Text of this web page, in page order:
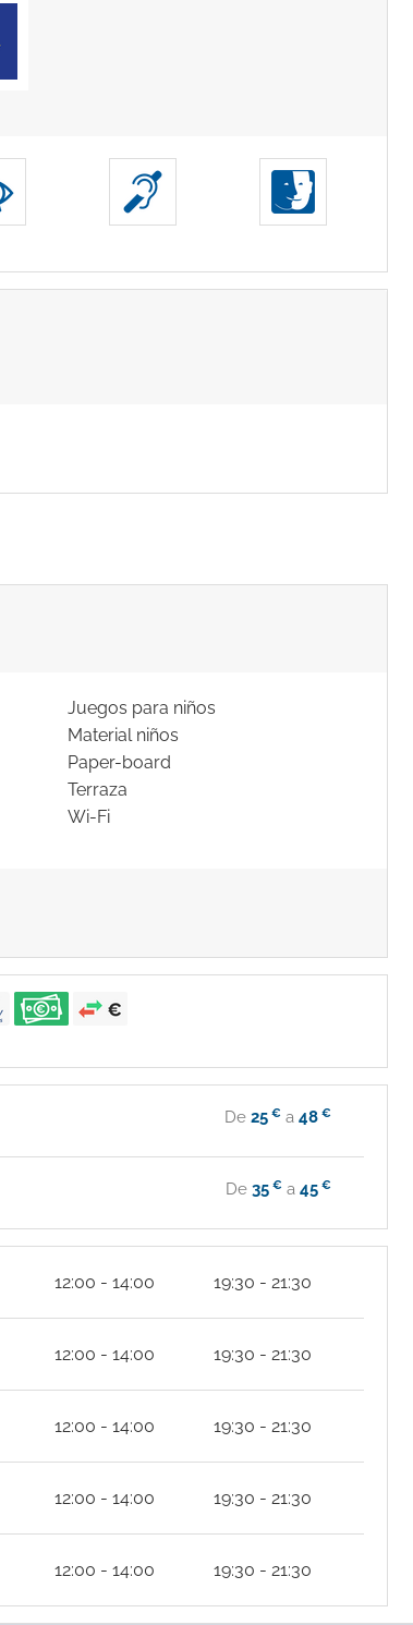
Juegos para niños
Material niños
Paper-board
Terraza
Wi-Fi
De25 € a48 €
De35 € a45 €
12:00 - 14:00 19:30 - 21:30
12:00 - 14:00 19:30 - 21:30
12:00 - 14:00 19:30 - 21:30
12:00 - 14:00 19:30 - 21:30
12:00 - 14:00 19:30 - 21:30